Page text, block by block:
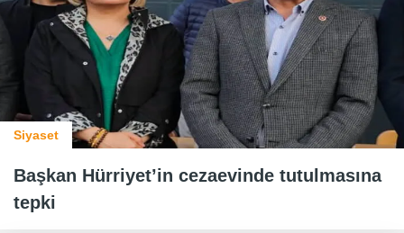
Siyaset
Başkan Hürriyet’in cezaevinde tutulmasına
tepki